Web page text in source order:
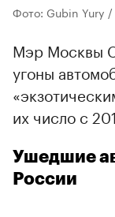
Фото: Gubin Yury
Мэр Москвы
угоны
их число с
Ушедшие
России